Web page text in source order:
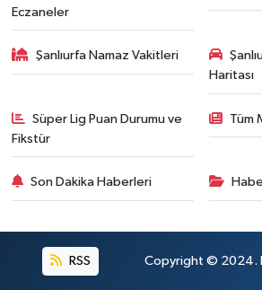
Eczaneler
Şanlıurfa Namaz Vakitleri
Haritası
Süper Lig Puan Durumu ve
Fikstür
Tüm
Son Dakika Haberleri
RSS Copyright © 2024.